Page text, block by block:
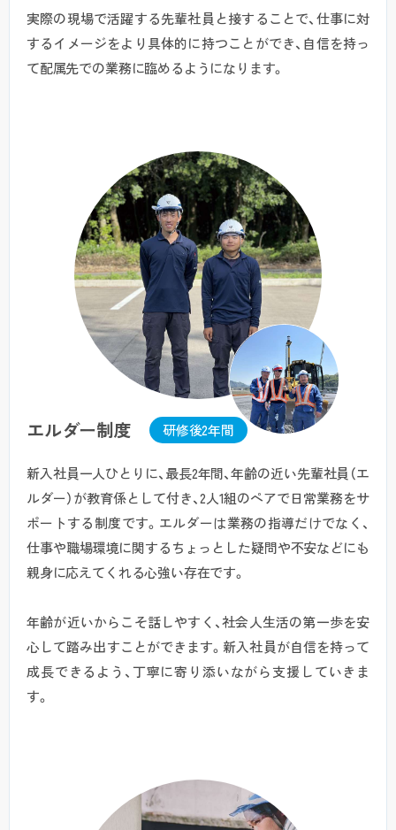
実際の現場で活躍する先輩社員と接することで、仕事に対
するイメージをより具体的に持つことができ、自信を持っ
て配属先での業務に臨めるようになります。
エルダー制度 研修後2年間
新入社員一人ひとりに、最長2年間、年齢の近い先輩社員（エ
ルダー）が教育係として付き、2人1組のペアで日常業務をサ
ポートする制度です。エルダーは業務の指導だけでなく、
仕事や職場環境に関するちょっとした疑問や不安などにも
親身に応えてくれる心強い存在です。
年齢が近いからこそ話しやすく、社会人生活の第一歩を安
心して踏み出すことができます。新入社員が自信を持って
成長できるよう、丁寧に寄り添いながら支援していきま
す。